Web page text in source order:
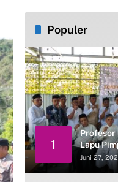
Populer
1
Profesor
Lapu
Periode
Juni 27,